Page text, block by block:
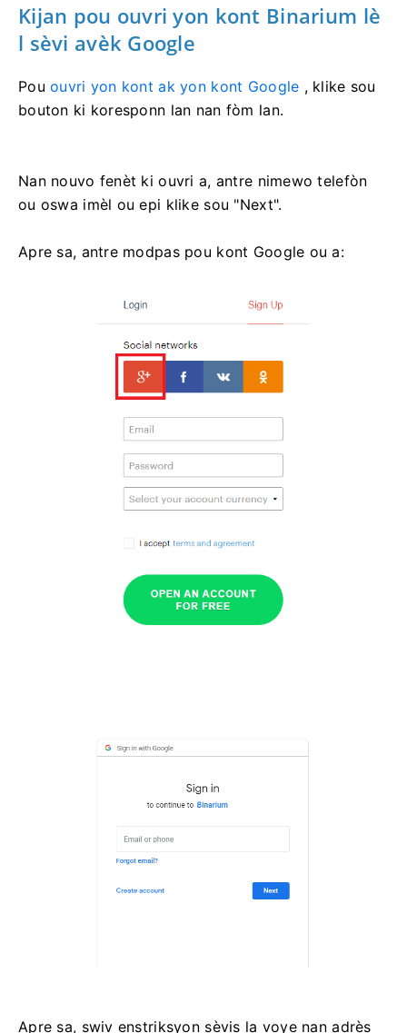
Kijan pou ouvri yon kont Binarium lè
l sèvi avèk Google
Pououvri yon kont ak yon kont Google , klike sou
bouton ki koresponn lan nan fòm lan.
Nan nouvo fenèt ki ouvri a, antre nimewo telefòn
ou oswa imèl ou epi klike sou "Next".
Apre sa, antre modpas pou kont Google ou a:
Apre sa, swiv enstriksyon sèvis la voye nan adrès